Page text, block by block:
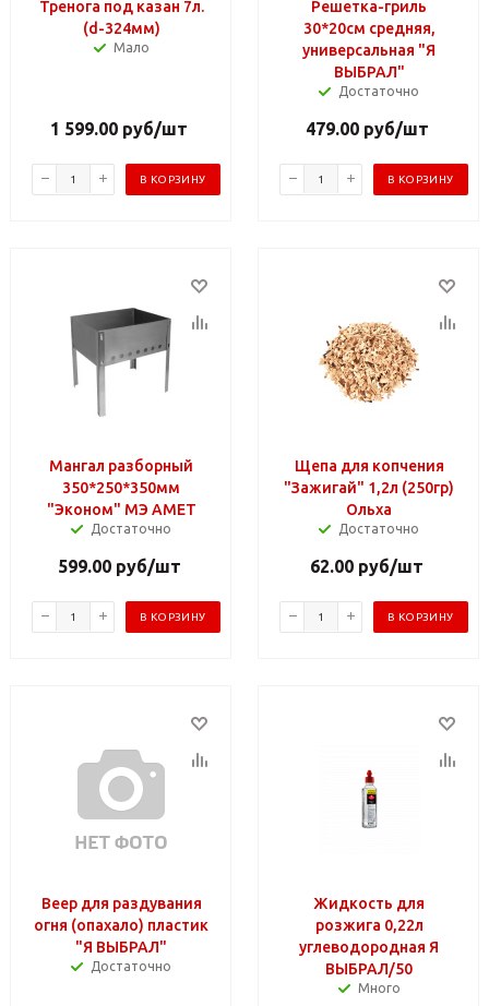
Тренога под казан 7л.
(d-324мм)
Мало
1 599.00 руб/шт
В КОРЗИНУ
Решетка-гриль
30*20см средняя,
универсальная "Я
ВЫБРАЛ"
Достаточно
479.00руб/шт
В КОРЗИНУ
Мангал разборный
350*250*350мм
"Эконом" МЭ АМЕТ
Достаточно
599.00руб/шт
В КОРЗИНУ
Щепа для копчения
"Зажигай" 1,2л (250гр)
Ольха
Достаточно
62.00 руб/шт
В КОРЗИНУ
Веер для раздувания
огня (опахало) пластик
"Я ВЫБРАЛ"
Достаточно
Жидкость для
розжига 0,22л
углеводородная Я
ВЫБРАЛ/50
Много